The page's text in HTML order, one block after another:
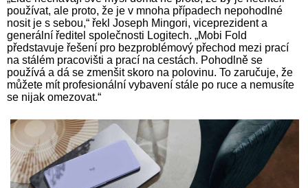
používat, ale proto, že je v mnoha případech nepohodlné
nosit je s sebou,“ řekl Joseph Mingori, viceprezident a
generální ředitel společnosti Logitech. „Mobi Fold
představuje řešení pro bezproblémový přechod mezi prací
na stálém pracovišti a prací na cestách. Pohodlně se
používá a dá se zmenšit skoro na polovinu. To zaručuje, že
můžete mít profesionální vybavení stále po ruce a nemusíte
se nijak omezovat.“